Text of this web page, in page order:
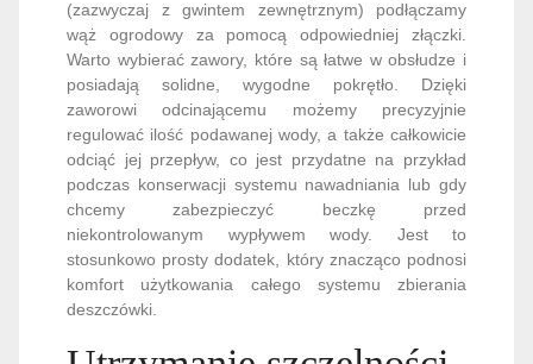
(zazwyczaj z gwintem zewnętrznym) podłączamy
wąż ogrodowy za pomocą odpowiedniej złączki.
Warto wybierać zawory, które są łatwe w obsłudze i
posiadają solidne, wygodne pokrętło. Dzięki
zaworowi odcinającemu możemy precyzyjnie
regulować ilość podawanej wody, a także całkowicie
odciąć jej przepływ, co jest przydatne na przykład
podczas konserwacji systemu nawadniania lub gdy
chcemy zabezpieczyć beczkę przed
niekontrolowanym wypływem wody. Jest to
stosunkowo prosty dodatek, który znacząco podnosi
komfort użytkowania całego systemu zbierania
deszczówki.